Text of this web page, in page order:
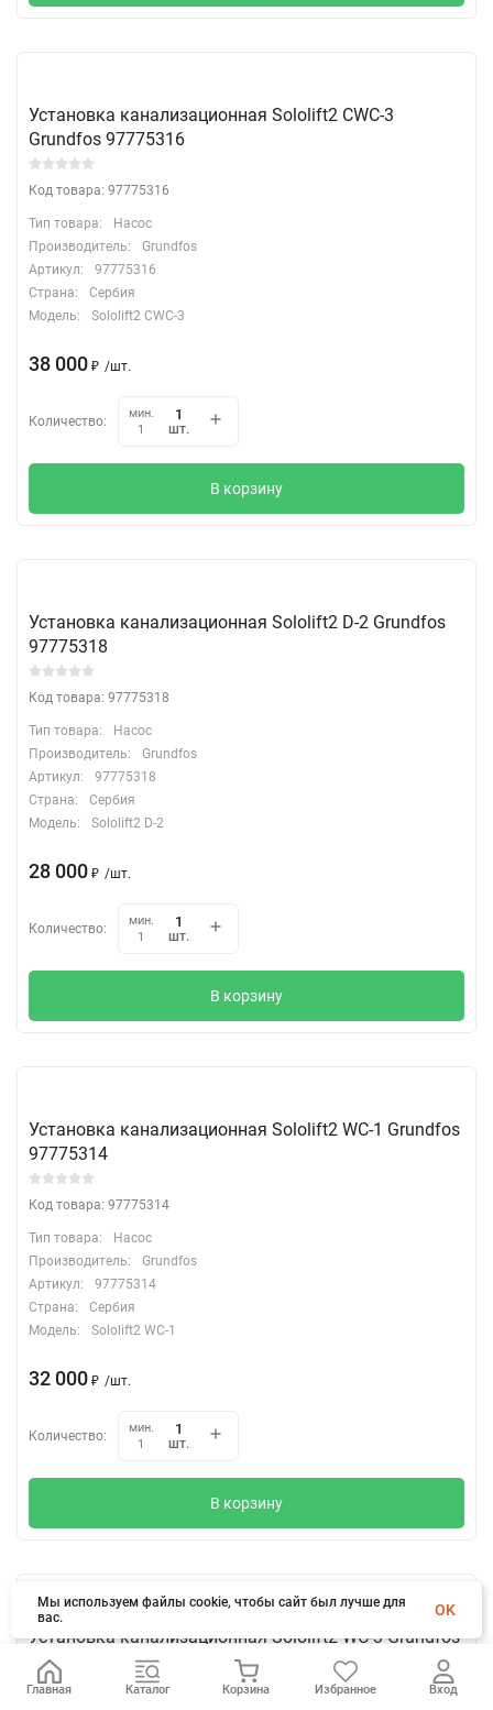
Установка канализационная Sololift2 CWC-3
Grundfos 97775316
Код товара: 97775316
Тип товара:
Насос
Производитель:
Grundfos
Артикул:
97775316
Страна:
Сербия
Модель:
Sololift2 CWC-3
38 000 ₽ /шт.
Количество:
мин.
1
шт.
В корзину
Установка канализационная Sololift2 D-2 Grundfos
97775318
Код товара: 97775318
Тип товара:
Насос
Производитель:
Grundfos
Артикул:
97775318
Страна:
Сербия
Модель:
Sololift2 D-2
28 000 ₽ /шт.
Количество:
мин.
1
шт.
В корзину
Установка канализационная Sololift2 WC-1 Grundfos
97775314
Код товара: 97775314
Тип товара:
Насос
Производитель:
Grundfos
Артикул:
97775314
Страна:
Сербия
Модель:
Sololift2 WC-1
32 000 ₽ /шт.
Количество:
мин.
1
шт.
В корзину
Установка канализационная Sololift2 WC-3 Grundfos
97775315
Главная Каталог Корзина Избранное Вход
Мы используем файлы cookie, чтобы сайт был лучше для
вас.
OK